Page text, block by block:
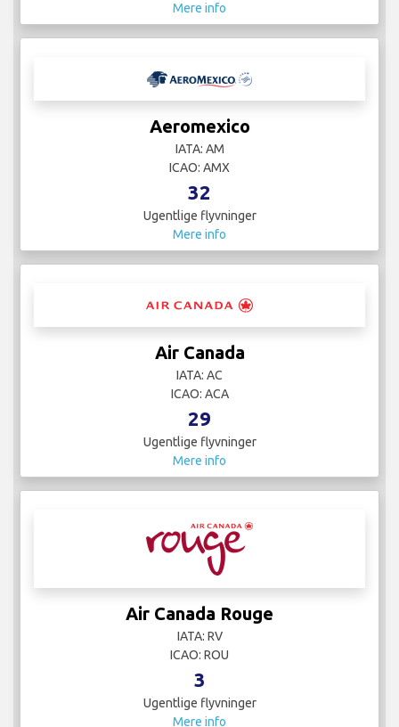
Mere info
Aeromexico
IATA: AM
ICAO: AMX
32
Ugentlige flyvninger
Mere info
Air Canada
IATA: AC
ICAO: ACA
29
Ugentlige flyvninger
Mere info
Air Canada Rouge
IATA: RV
ICAO: ROU
3
Ugentlige flyvninger
Mere info